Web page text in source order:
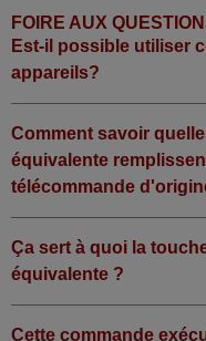
FOIRE AUX
Est-il possible utiliser
appareils?
Comment savoir
équivalente
télécommande
Ça sert à quoi la
équivalente ?
Cette commande